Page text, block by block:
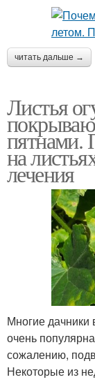
читать дальше →
Листья
пятнами.
на
лечения
Многие
очень
сожалению,
Некоторые из